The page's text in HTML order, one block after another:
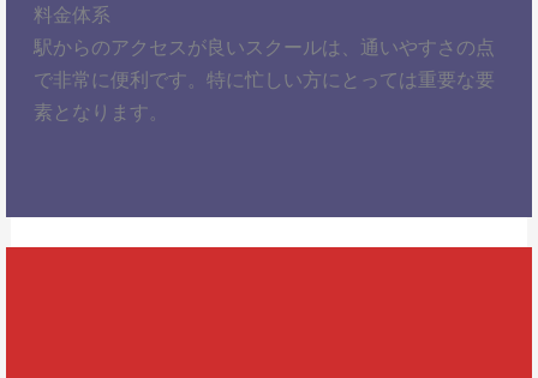
料金体系
駅からのアクセスが良いスクールは、通いやすさの点
で非常に便利です。特に忙しい方にとっては重要な要
素となります。